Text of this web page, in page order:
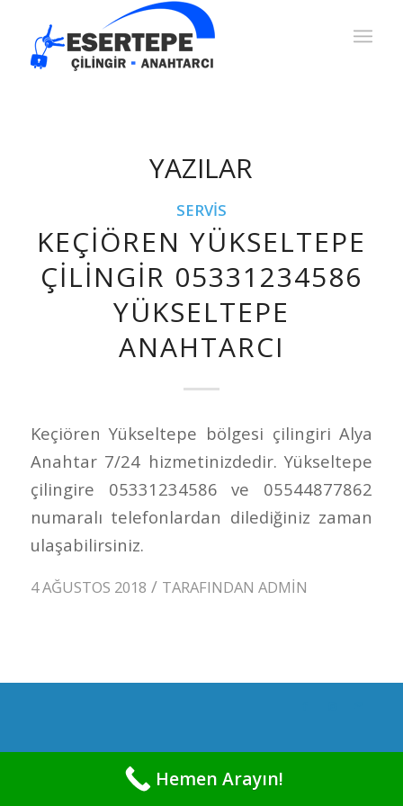
YAZILAR
SERVIS
KEÇIÖREN YÜKSELTEPE
ÇILINGIR 05331234586
YÜKSELTEPE
ANAHTARCI
Keçiören Yükseltepe bölgesi çilingiri Alya
Anahtar 7/24 hizmetinizdedir. Yükseltepe
çilingire 05331234586 ve 05544877862
numaralı telefonlardan dilediğiniz zaman
ulaşabilirsiniz.
4 AĞUSTOS 2018 / TARAFINDAN ADMIN
Hemen Arayın!